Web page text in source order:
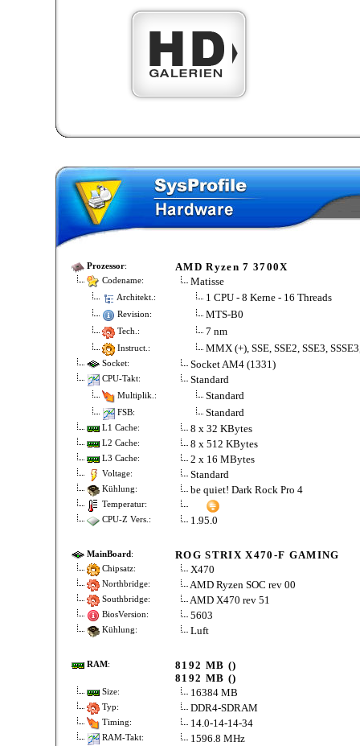
Prozessor: AMD Ryzen 7 3700X
Codename: Matisse
Architekt.: 1 CPU - 8 Kerne - 16 Threads
Revision: MTS-B0
Tech.: 7 nm
Instruct.: MMX (+), SSE, SSE2, SSE3,
Socket: Socket AM4 (1331)
CPU-Takt: Standard
Multiplik.: Standard
FSB: Standard
L1 Cache: 8 x 32 KBytes
L2 Cache: 8 x 512 KBytes
L3 Cache: 2 x 16 MBytes
Voltage: Standard
Kühlung: be quiet! Dark Rock Pro 4
Temperatur:
CPU-Z Vers.:
1.95.0
MainBoard: ROG STRIX X470-F GAMING
Chipsatz: X470
Northbridge: AMD Ryzen SOC rev 00
Southbridge: AMD X470 rev 51
BiosVersion: 5603
Kühlung: Luft
RAM:
8192 MB ()
8192 MB ()
Size: 16384 MB
Typ: DDR4-SDRAM
Timing: 14.0-14-14-34
RAM-Takt: 1596.8 MHz